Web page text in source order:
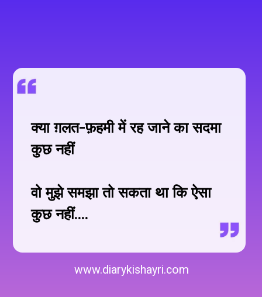
क्या ग़लत-फ़हमी में रह जाने का सदमा
कुछ नहीं
वो मुझे समझा तो सकता था कि ऐसा
कुछ नहीं....
www.diarykishayri.com